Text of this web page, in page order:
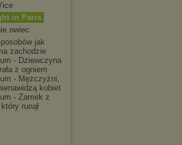
in Paris
owiec
jak
zachodzie
- Dziewczyna
z ogniem
- Mężczyźni,
kobiet
- Zamek z
runął